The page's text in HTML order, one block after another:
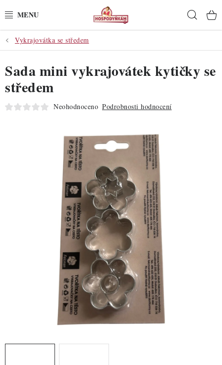
na
POTŘEBY
POMŮCKY
SUROVINY
ZDRAVÉ PEČENÍ
DÁRKOVÉ POUKAZY
TÉMATICKÉ PRODUKTY
PROFI BALENÍ
Vykrajovátka se středem
Sada mini vykrajovátek kytičky se
středem
Neohodnoceno Podrobnosti hodnocení